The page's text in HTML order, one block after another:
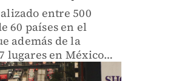
entre 500
60 países en el
además de la
lugares en México
vial.